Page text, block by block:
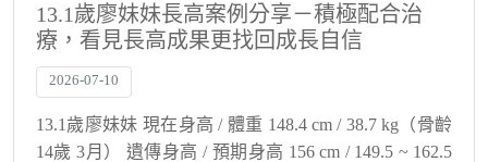
13.1歲廖妹妹長高案例分享－積極配合治
療，看見長高成果更找回成長自信
2026-07-10
13.1歲廖妹妹 現在身高 / 體重 148.4 cm / 38.7 kg（骨齡
14歲 3月） 遺傳身高 / 預期身高 156 cm / 149.5 ~ 162.5